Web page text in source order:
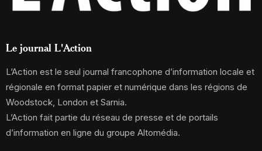
Le journal L'Action
L’Action est le seul journal francophone d’information locale et
régionale en format papier et numérique dans les régions de
Woodstock, London et Sarnia.
L’Action fait partie du réseau de presse et de portails
d’information en ligne du groupe Altomédia.